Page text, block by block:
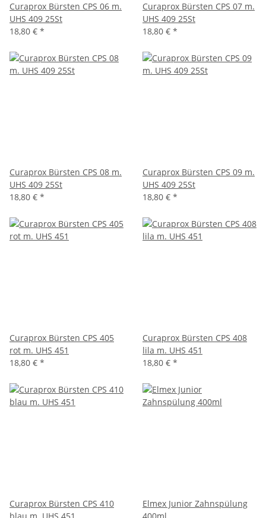
Curaprox Bürsten CPS 06 m.
UHS 409 25St
18,80 € *
Curaprox Bürsten CPS 07 m.
UHS 409 25St
18,80 € *
Curaprox Bürsten CPS 08 m.
UHS 409 25St
18,80 € *
Curaprox Bürsten CPS 09 m.
UHS 409 25St
18,80 € *
Curaprox Bürsten CPS 405
rot m. UHS 451
18,80 € *
Curaprox Bürsten CPS 408
lila m. UHS 451
18,80 € *
Curaprox Bürsten CPS 410
Elmex Junior Zahnspülung